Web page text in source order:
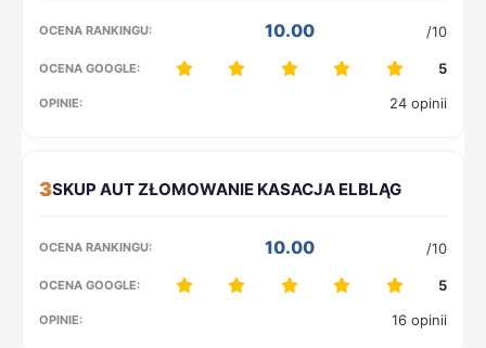
10.00 /10
5
24 opinii
3
10.00 /10
5
16 opinii